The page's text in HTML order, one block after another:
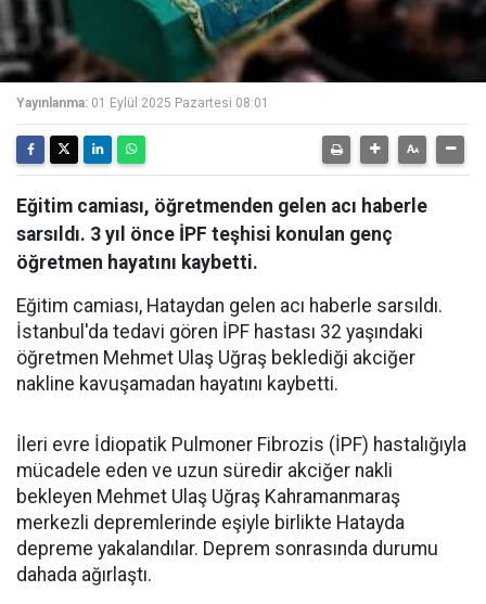
Yayınlanma: 01 Eylül 2025 Pazartesi 08:01
Eğitim camiası, öğretmenden gelen acı haberle
sarsıldı. 3 yıl önce İPF teşhisi konulan genç
öğretmen hayatını kaybetti.
Eğitim camiası, Hataydan gelen acı haberle sarsıldı.
İstanbul'da tedavi gören İPF hastası 32 yaşındaki
öğretmen Mehmet Ulaş Uğraş beklediği akciğer
nakline kavuşamadan hayatını kaybetti.
İleri evre İdiopatik Pulmoner Fibrozis (İPF) hastalığıyla
mücadele eden ve uzun süredir akciğer nakli
bekleyen Mehmet Ulaş Uğraş Kahramanmaraş
merkezli depremlerinde eşiyle birlikte Hatayda
depreme yakalandılar. Deprem sonrasında durumu
dahada ağırlaştı.